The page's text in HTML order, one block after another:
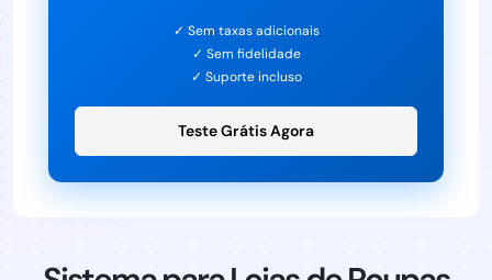
✓ Sem taxas adicionais
✓ Sem fidelidade
✓ Suporte incluso
Teste Grátis Agora